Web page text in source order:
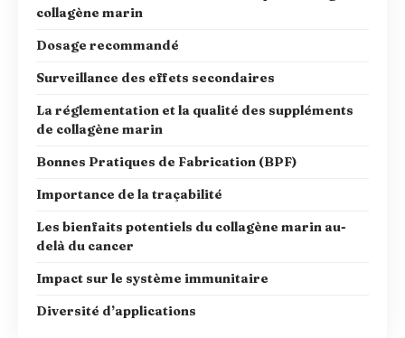
collagène marin
Dosage recommandé
Surveillance des effets secondaires
La réglementation et la qualité des suppléments
de collagène marin
Bonnes Pratiques de Fabrication (BPF)
Importance de la traçabilité
Les bienfaits potentiels du collagène marin au-
delà du cancer
Impact sur le système immunitaire
Diversité d’applications